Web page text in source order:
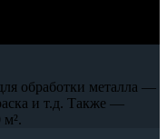
обработки металла —
и т.д. Также —